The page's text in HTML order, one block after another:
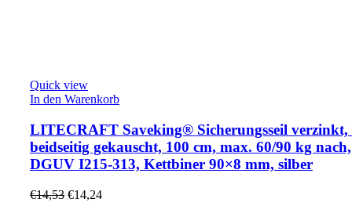
Quick view
In den Warenkorb
LITECRAFT Saveking® Sicherungsseil verzinkt,
beidseitig gekauscht, 100 cm, max. 60/90 kg nach,
DGUV I215-313, Kettbiner 90×8 mm, silber
€14,53 €14,24